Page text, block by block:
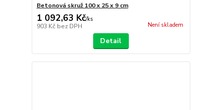
Betonová skruž 100 x 25 x 9 cm
1 092,63 Kč/ks
903 Kč bez DPH Není skladem
Detail